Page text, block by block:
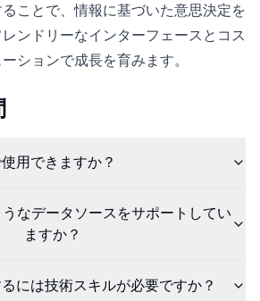
ことで、情報に基づいた意思決定を
ンドリーなインターフェースとコス
ションで成長を育みます。
用できますか？
なデータソースをサポートしてい
ますか？
には技術スキルが必要ですか？